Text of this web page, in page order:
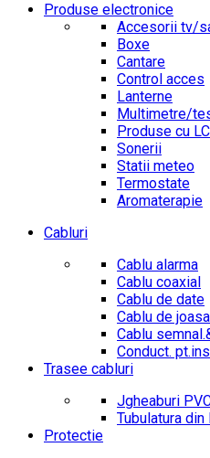
Produse electronice
Accesorii tv/
Boxe
Cantare
Control acces
Lanterne
Multimetre/
Produse cu
Sonerii
Statii meteo
Termostate
Aromaterapie
Cabluri
Cablu alarma
Cablu coaxial
Cablu de date
Cablu de
Cablu
Conduct.
Trasee cabluri
Jgheaburi
Tubulatura din
Protectie